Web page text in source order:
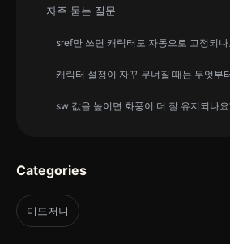
자주 묻는 질문
sref만 쓰면 캐릭터도 자동으로 고정되나
캐릭터 설정이 자꾸 무너질 때는 무엇부
sw 값을 높이면 화풍이 더 잘 유지되나
Categories
미드저니